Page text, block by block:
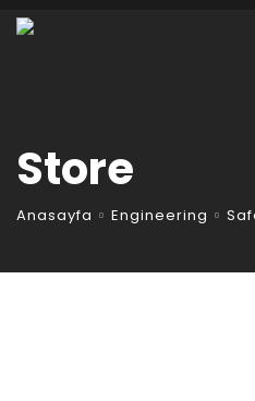
Store
Anasayfa Engineering